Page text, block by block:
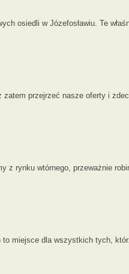
osiedli w Józefosławiu. Te
przejrzeć nasze oferty i
rynku wtórnego, przeważnie
to miejsce dla wszystkich tych,